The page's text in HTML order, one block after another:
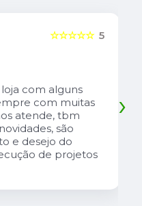
5
☆☆☆☆☆
com alguns
com muitas
atende, tbm
são
e desejo do
de projetos
›